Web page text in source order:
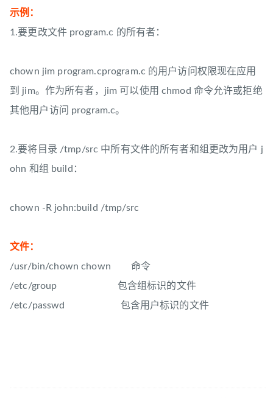
示例：
1.要更改文件 program.c 的所有者：
chown jim program.cprogram.c 的用户访问权限现在应用
到 jim。作为所有者，jim 可以使用 chmod 命令允许或拒绝
其他用户访问 program.c。
2.要将目录 /tmp/src 中所有文件的所有者和组更改为用户 j
ohn 和组 build：
chown -R john:build /tmp/src
文件：
/usr/bin/chown chown 命令
/etc/group 包含组标识的文件
/etc/passwd 包含用户标识的文件